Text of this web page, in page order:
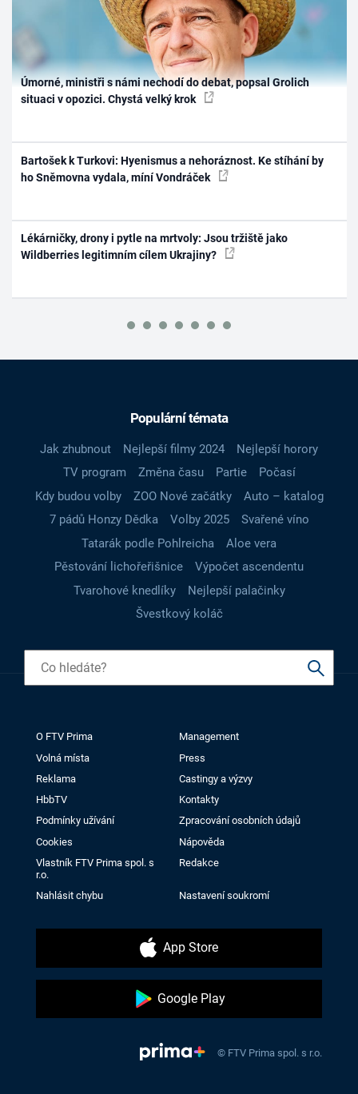
Úmorné, ministři s námi nechodí do debat, popsal Grolich
situaci v opozici. Chystá velký krok
Bartošek k Turkovi: Hyenismus a nehoráznost. Ke stíhání by
ho Sněmovna vydala, míní Vondráček
Lékárničky, drony i pytle na mrtvoly: Jsou tržiště jako
Wildberries legitimním cílem Ukrajiny?
Populární témata
Jak zhubnout Nejlepší filmy 2024
Nejlepší horory
TV program
Změna času Partie
Počasí
Kdy budou volby
ZOO Nové začátky
Auto – katalog
7 pádů Honzy Dědka
Volby 2025
Svařené víno
Tatarák podle Pohlreicha
Aloe vera
Pěstování lichořeřišnice
Výpočet ascendentu
Tvarohové knedlíky
Nejlepší palačinky
Švestkový koláč
O FTV Prima
Management
Volná místa
Press
Reklama
Castingy a výzvy
HbbTV
Kontakty
Podmínky užívání
Zpracování osobních údajů
Cookies
Nápověda
Vlastník FTV Prima spol. s
r.o.
Redakce
Nahlásit chybu Nastavení soukromí
App Store
Google Play
© FTV Prima spol. s r.o.